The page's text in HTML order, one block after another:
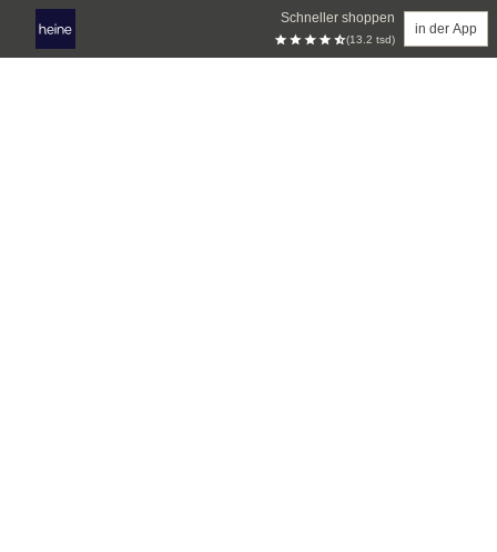
Schneller shoppen
(13.2 tsd)
in der App